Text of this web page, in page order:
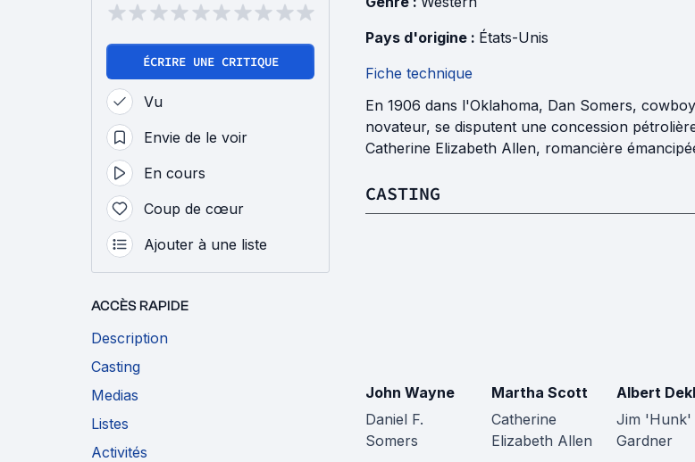
ÉCRIRE UNE CRITIQUE
Vu
Envie de le voir
En cours
Coup de cœur
Ajouter à une liste
ACCÈS RAPIDE
Description
Casting
Medias
Listes
Activités
Pays d'origine : États-Unis
Fiche technique
En 1906 dans l'Oklahoma, Dan Somers,
novateur, se disputent une concession
Catherine Elizabeth Allen, romancière
CASTING
John Wayne
Daniel F.
Somers
Martha Scott
Catherine
Elizabeth Allen
Albert
Jim 'Hunk'
Gardner